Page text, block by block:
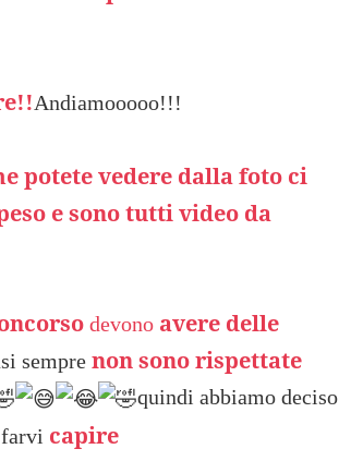
Andiamooooo!!!
potete vedere dalla foto ci
e sono tutti video da
devono avere delle
semprenon sono rispettate
quindi abbiamo deciso
capire